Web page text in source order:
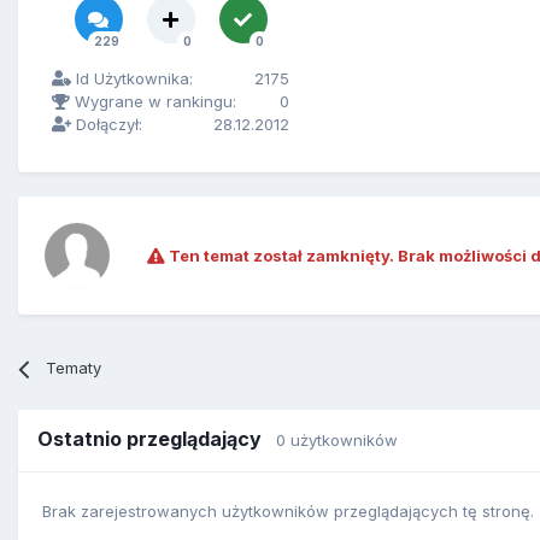
229 0 0
Id Użytkownika:
2175
Wygrane w rankingu:
0
Dołączył:
28.12.2012
Ten temat został zamknięty. Brak możliwości
Tematy
Ostatnio przeglądający 0 użytkowników
Brak zarejestrowanych użytkowników przeglądających tę stronę.